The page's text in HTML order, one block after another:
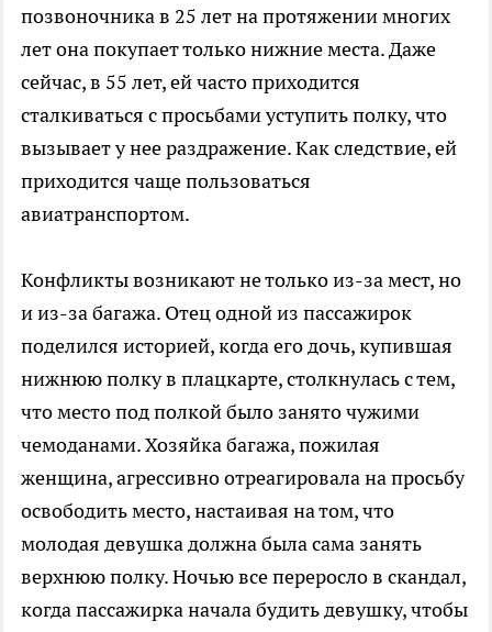
позвоночника в 25 лет на протяжении многих
лет она покупает только нижние места. Даже
сейчас, в 55 лет, ей часто приходится
сталкиваться с просьбами уступить полку, что
вызывает у нее раздражение. Как следствие, ей
приходится чаще пользоваться
авиатранспортом.
Конфликты возникают не только из-за мест, но
и из-за багажа. Отец одной из пассажирок
поделился историей, когда его дочь, купившая
нижнюю полку в плацкарте, столкнулась с тем,
что место под полкой было занято чужими
чемоданами. Хозяйка багажа, пожилая
женщина, агрессивно отреагировала на просьбу
освободить место, настаивая на том, что
молодая девушка должна была сама занять
верхнюю полку. Ночью все переросло в скандал,
когда пассажирка начала будить девушку, чтобы